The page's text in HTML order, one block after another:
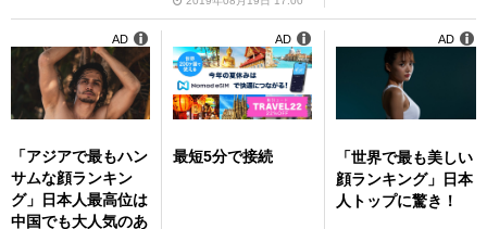
「アジアで最もハン
サムな顔ランキン
グ」日本人最高位は
中国でも大人気のあ
AD
最短5分で接続
AD
「世界で最も美しい
顔ランキング」日本
人トップに驚き！
AD